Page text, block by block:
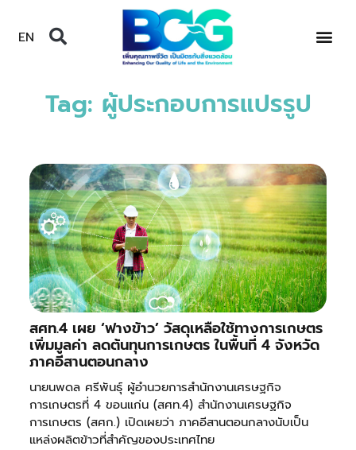
EN
Tag: ผู้ประกอบการแปรรูป
สศท.4 เผย ‘ฟางข้าว’ วัสดุเหลือใช้ทางการเกษตร
เพิ่มมูลค่า ลดต้นทุนการเกษตร ในพื้นที่ 4 จังหวัด
ภาคอีสานตอนกลาง
นายนพดล ศรีพันธุ์ ผู้อำนวยการสำนักงานเศรษฐกิจ
การเกษตรที่ 4 ขอนแก่น (สศท.4) สำนักงานเศรษฐกิจ
การเกษตร (สศก.) เปิดเผยว่า ภาคอีสานตอนกลางนับเป็น
แหล่งผลิตข้าวที่สำคัญของประเทศไทย